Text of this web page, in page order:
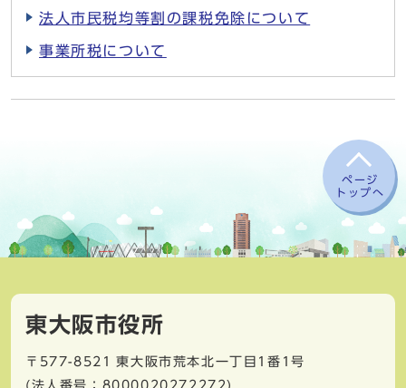
法人市民税均等割の課税免除について
事業所税について
ページ
トップへ
東大阪市役所
〒577-8521
東大阪市荒本北一丁目1番1号
(法人番号：8000020272272)